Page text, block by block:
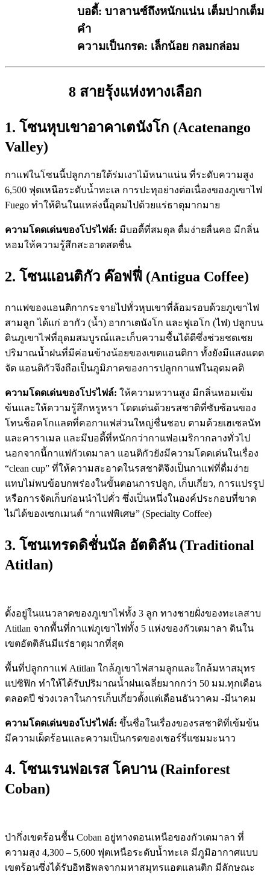
บอดี้: บาลานซ์ถึงหนักแน่น เต็มปากเต็ม
คำ
ความเป็นกรด: เล็กน้อย กลมกล่อม
8 สายรุ้งแห่งทางเลือก
1. โซนหุบเขาอาคาเตนังโก (Acatenango
Valley)
กาแฟในโซนนี้ปลูกภายใต้ร่มเงาไม้หนาแน่น ที่ระดับความสูง
6,500 ฟุตเหนือระดับน้ำทะเล การปะทุอย่างต่อเนื่องของภูเขาไฟ
Fuego ทำให้ดินในแหล่งนี้อุดมไปด้วยแร่ธาตุมากมาย
ความโดดเด่นของโปรไฟล์: มีบอดี้ที่สมดุล ดื่มง่ายลื่นคอ มีกลิ่น
หอมให้ความรู้สึกสะอาดสดชื่น
2. โซนแอนติกัว ค๊อฟฟี่ (Antigua Coffee)
กาแฟของแอนติกากระจายไปทั่วหุบเขาที่ล้อมรอบด้วยภูเขาไฟ
สามลูก ได้แก่ อากัว (น้ำ) อากาเตนังโก และฟูเอโก (ไฟ) ปลูกบน
ดินภูเขาไฟที่อุดมสมบูรณ์และเก็บความชื้นได้ดีซึ่งช่วยชดเชย
ปริมาณน้ำฝนที่มีค่อนข้างน้อยของเขตแอนติกา ทั้งยังมีแสงแดด
จัด แอนติกัวจึงถือเป็นภูมิภาคของการปลูกกาแฟในอุดมคติ
ความโดดเด่นของโปรไฟล์: ให้ความหวานสูง มีกลิ่นหอมเข้ม
ข้นและให้ความรู้สึกหรูหรา โดดเด่นด้วยรสชาติที่ซับซ้อนของ
โทนช็อคโกแลตที่คอกาแฟส่วนใหญ่ชื่นชอบ ตามด้วยเฮเซลนัท
และคาราเมล และมีบอดี้ที่หนักกว่ากาแฟอเมริกากลางทั่วไป
นอกจากนี้กาแฟกัวเตมาลา แอนติกัวยังมีความโดดเด่นในเรื่อง
“clean cup” ที่ให้ความสะอาดในรสชาติจึงเป็นกาแฟที่ดื่มง่าย
แทบไม่พบข้อบกพร่องในขั้นตอนการปลูก, เก็บเกี่ยว, การแปรรูป
หรือการจัดเก็บก่อนนำไปคั่ว ซึ่งเป็นหนึ่งในองค์ประกอบที่ขาด
ไม่ได้ของเซกเมนต์ “กาแฟพิเศษ” (Specialty Coffee)
3. โซนเทรดดิชั่นนัล อัตติลัน (Traditional
Atitlan)
ตั้งอยู่ในแนวลาดของภูเขาไฟทั้ง 3 ลูก ทางชายฝั่งของทะเลสาบ
Atitlan จากพื้นที่กาแฟภูเขาไฟทั้ง 5 แห่งของกัวเตมาลา ดินใน
เขตอัตติลันมีแร่ธาตุมากที่สุด
พื้นที่ปลูกกาแฟ Atitlan ใกล้ภูเขาไฟสามลูกและใกล้มหาสมุทร
แปซิฟิก ทำให้ได้รับปริมาณน้ำฝนเฉลี่ยมากกว่า 50 มม.ทุกเดือน
ตลอดปี ช่วงเวลาในการเก็บเกี่ยวตั้งแต่เดือนธันวาคม -มีนาคม
ความโดดเด่นของโปรไฟล์: ขึ้นชื่อในเรื่องของรสชาติที่เข้มข้น
มีความเผ็ดร้อนและความเป็นกรดของเชอร์รี่แซมมะนาว
4. โซนเรนฟอเรส โคบาน (Rainforest
Coban)
ป่ากึ่งเขตร้อนชื้น Coban อยู่ทางตอนเหนือของกัวเตมาลา ที่
ความสุง 4,300 – 5,600 ฟุตเหนือระดับน้ำทะเล มีภูมิอากาศแบบ
เขตร้อนซึ่งได้รับอิทธิพลจากมหาสมุทรแอตแลนติก มีลักษณะ